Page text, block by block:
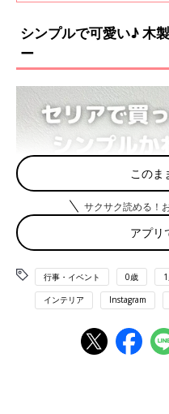
の高いお
える知育
シンプルで可愛い♪ 木
ー
このま
サクサク読める！
アプリ
行事・イベント 0歳
インテリア Instagram